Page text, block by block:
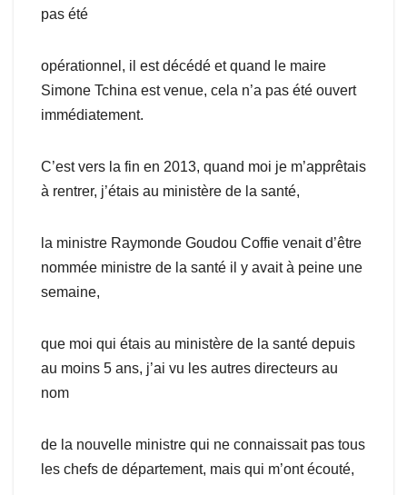
pas été
opérationnel, il est décédé et quand le maire
Simone Tchina est venue, cela n’a pas été ouvert
immédiatement.
C’est vers la fin en 2013, quand moi je m’apprêtais
à rentrer, j’étais au ministère de la santé,
la ministre Raymonde Goudou Coffie venait d’être
nommée ministre de la santé il y avait à peine une
semaine,
que moi qui étais au ministère de la santé depuis
au moins 5 ans, j’ai vu les autres directeurs au
nom
de la nouvelle ministre qui ne connaissait pas tous
les chefs de département, mais qui m’ont écouté,